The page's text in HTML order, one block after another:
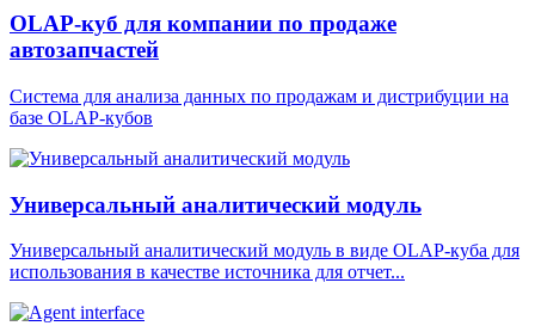
OLAP-куб для компании по продаже
автозапчастей
Система для анализа данных по продажам и дистрибуции на
базе OLAP-кубов
Универсальный аналитический модуль
Универсальный аналитический модуль в виде OLAP-куба для
использования в качестве источника для отчет...